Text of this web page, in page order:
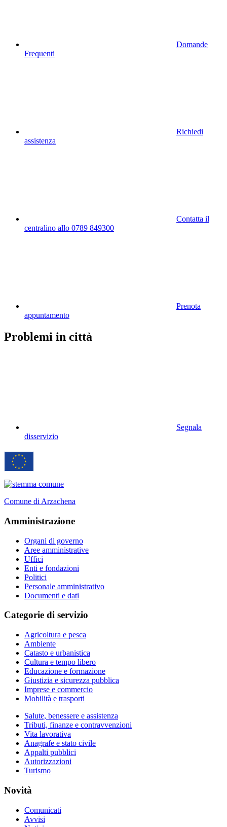
Domande
Frequenti
Richiedi
assistenza
Contatta il
centralino allo 0789 849300
Prenota
appuntamento
Problemi in città
Segnala
disservizio
Comune di Arzachena
Amministrazione
Organi di governo
Aree amministrative
Uffici
Enti e fondazioni
Politici
Personale amministrativo
Documenti e dati
Categorie di servizio
Agricoltura e pesca
Ambiente
Catasto e urbanistica
Cultura e tempo libero
Educazione e formazione
Giustizia e sicurezza pubblica
Imprese e commercio
Mobilità e trasporti
Salute, benessere e assistenza
Tributi, finanze e contravvenzioni
Vita lavorativa
Anagrafe e stato civile
Appalti pubblici
Autorizzazioni
Turismo
Novità
Comunicati
Avvisi